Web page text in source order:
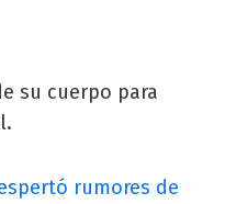
su cuerpo para
rumores de